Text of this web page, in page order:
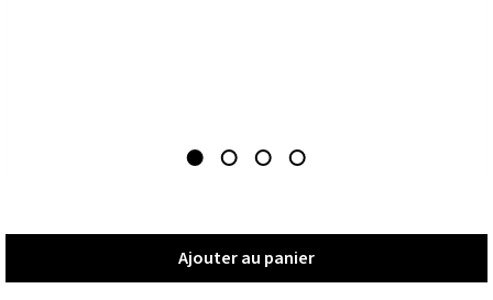
Ajouter au panier
Ajouter au panier